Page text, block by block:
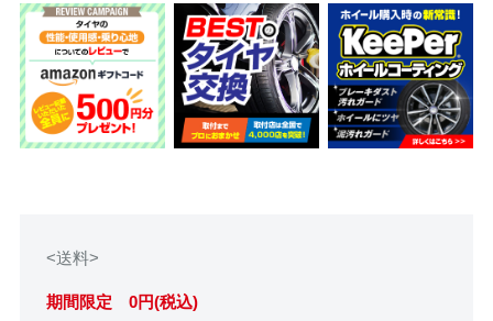
<送料>
期間限定 0円(税込)